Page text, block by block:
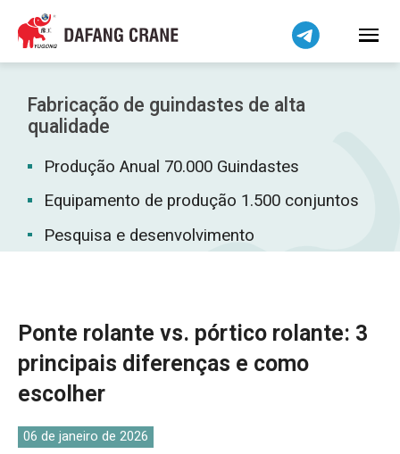
Fabricação de guindastes de alta
qualidade
Produção Anual 70.000 Guindastes
Equipamento de produção 1.500 conjuntos
Pesquisa e desenvolvimento
Ponte rolante vs. pórtico rolante: 3
principais diferenças e como
escolher
06 de janeiro de 2026
Bahasa Indonesia
Bahasa Melayu
Tiếng Việt
简体中文
বাংলা
Pilipino
اردو
Українська
Kiswahili
Dansk
Norsk
O‘zbekcha